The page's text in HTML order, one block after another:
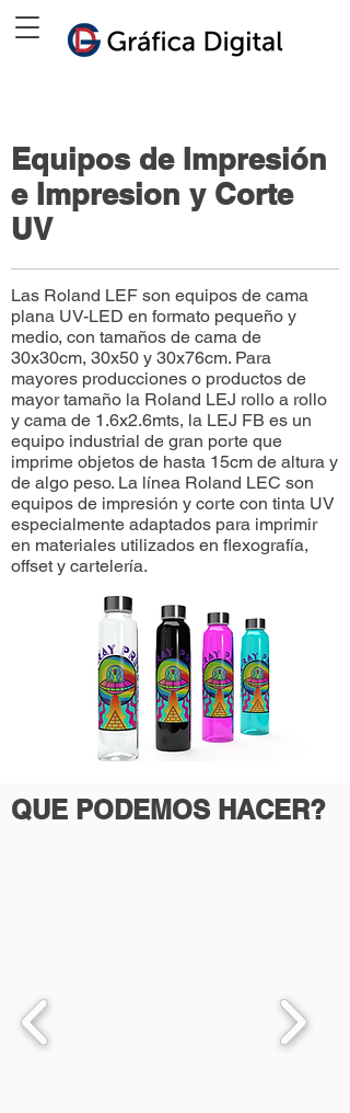
Equipos de Impresión
e Impresion y Corte
UV
Las Roland LEF son equipos de cama
plana UV-LED en formato pequeño y
medio, con tamaños de cama de
30x30cm, 30x50 y 30x76cm. Para
mayores producciones o productos de
mayor tamaño la Roland LEJ rollo a rollo
y cama de 1.6x2.6mts, la LEJ FB es un
equipo industrial de gran porte que
imprime objetos de hasta 15cm de altura y
de algo peso. La línea Roland LEC son
equipos de impresión y corte con tinta UV
especialmente adaptados para imprimir
en materiales utilizados en flexografía,
offset y cartelería.
QUE PODEMOS HACER?